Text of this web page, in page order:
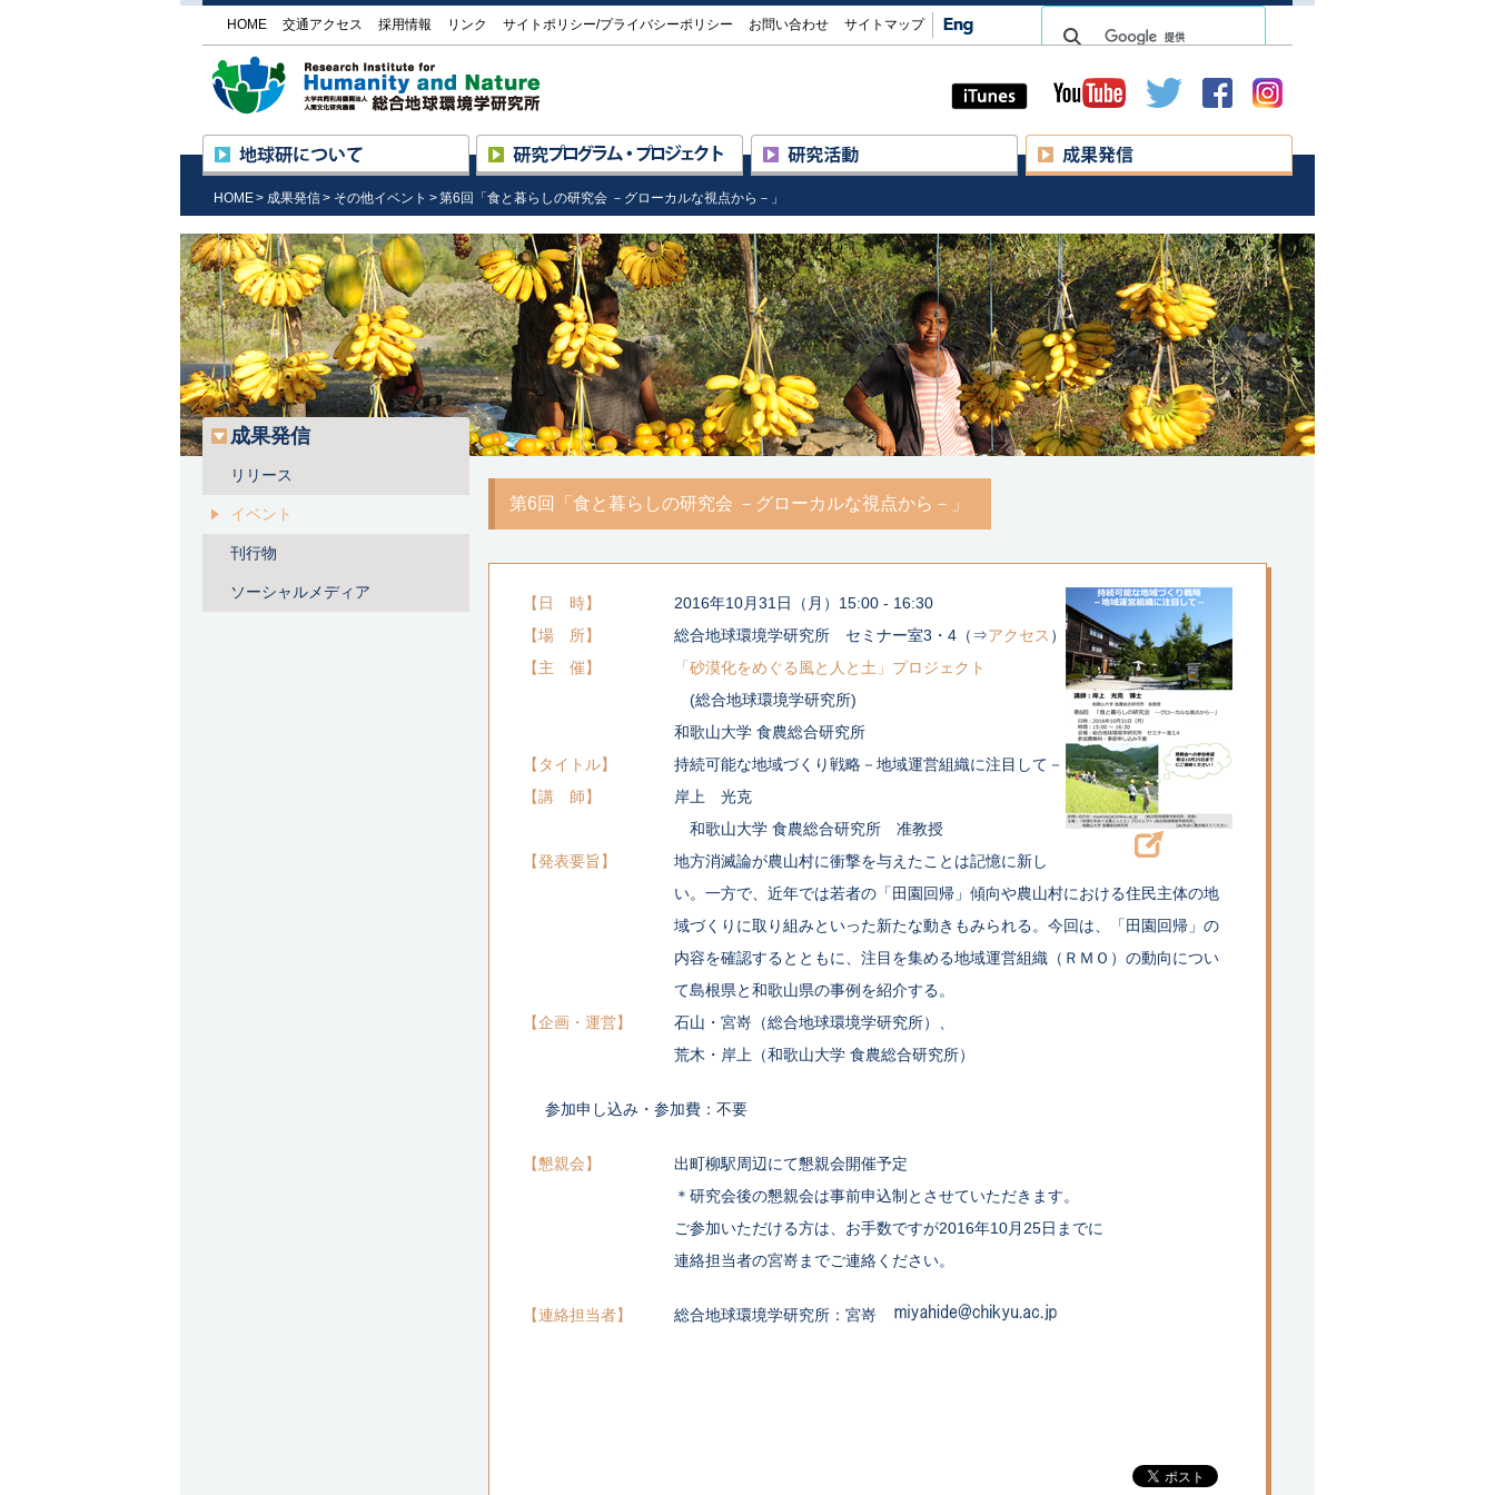
地球研について
設立の趣旨と目的
研究基盤国際センター
（RIHN Center）の活動
外部機関との協力
施設の紹介／研究所見学
情報公開
調達情報
地球研のめざすもの
研究プロジェクト
研究の進め方
プログラム ― プロジェクト制
評価委員による評価
公募情報
研究活動
実験施設
同位体環境学共同研究事業
博物館・展示を活用した最先端
研究の 可視化・高度化事業
図書室
学術情報リポジトリ
京都気候変動適応センター
カーボンニュートラル達成に
貢献する大学等コアリション
アジアにおける
「エコヘルス」研究の新展開
関連研究活動など
環境教育／人材育成
イベント
刊行物
ソーシャルメディア
HOME 成果発信 その他イベント 第6回「食と暮らしの研究会 －グローカルな視点から－」
HOME 交通アクセス 採用情報 リンク サイトポリシー/プライバシーポリシー お問い合わせ サイトマップ
第6回「食と暮らしの研究会 －グローカルな視点から－」
日 時
2016年10月31日（月）15:00 - 16:30
場 所
総合地球環境学研究所 セミナー室3・4（⇒アクセス ）
主 催
「砂漠化をめぐる風と人と土」プロジェクト
(総合地球環境学研究所)
和歌山大学 食農総合研究所
タイトル
持続可能な地域づくり戦略－地域運営組織に注目して－
講 師
岸上 光克
和歌山大学 食農総合研究所 准教授
発表要旨
地方消滅論が農山村に衝撃を与えたことは記憶に新し
い。一方で、近年では若者の「田園回帰」傾向や農山村における住民主体の地
域づくりに取り組みといった新たな動きもみられる。今回は、「田園回帰」の
内容を確認するとともに、注目を集める地域運営組織（ＲＭＯ）の動向につい
て島根県と和歌山県の事例を紹介する。
企画・運営
石山・宮嵜（総合地球環境学研究所）、
荒木・岸上（和歌山大学 食農総合研究所）
参加申し込み・参加費：不要
懇親会
出町柳駅周辺にて懇親会開催予定
＊研究会後の懇親会は事前申込制とさせていただきます。
ご参加いただける方は、お手数ですが2016年10月25日までに
連絡担当者の宮嵜までご連絡ください。
連絡担当者 総合地球環境学研究所：宮嵜
成果発信
リリース
イベント
刊行物
ソーシャルメディア